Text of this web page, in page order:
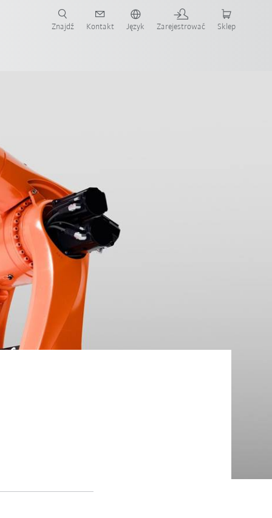
Znajdź Kontakt Język Zarejestrować Sklep